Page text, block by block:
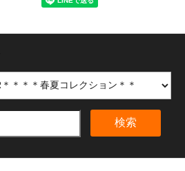
検索